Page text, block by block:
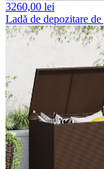
3260,00 lei
Ladă de depozitare